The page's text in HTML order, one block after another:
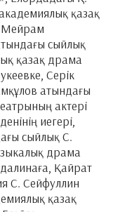
қазақ
Мейрам
сыйлық
қазақ драма
Серік
атындағы
актері
иегері,
сыйлық С.
драма
Қайрат
С. Сейфуллин
қазақ